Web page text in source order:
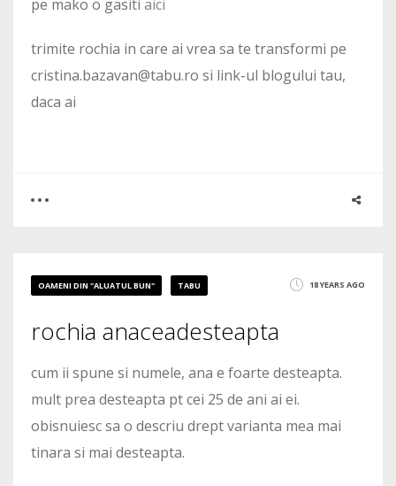
pe mako o gasiti aici
trimite rochia in care ai vrea sa te transformi pe
cristina.bazavan@tabu.ro si link-ul blogului tau,
daca ai
OAMENI DIN "ALUATUL BUN" TABU 18 YEARS AGO
rochia anaceadesteapta
cum ii spune si numele, ana e foarte desteapta.
mult prea desteapta pt cei 25 de ani ai ei.
obisnuiesc sa o descriu drept varianta mea mai
tinara si mai desteapta.